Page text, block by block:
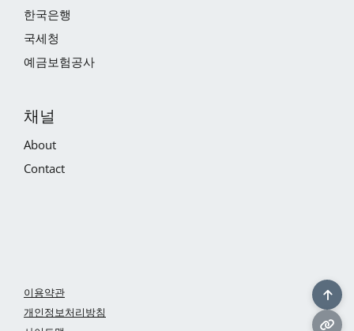
한국은행
국세청
예금보험공사
채널
About
Contact
이용약관
개인정보처리방침